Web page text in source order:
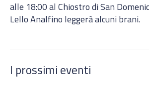
alle 18:00 al Chiostro di San
Lello Analfino leggerà alcuni brani.
I prossimi eventi